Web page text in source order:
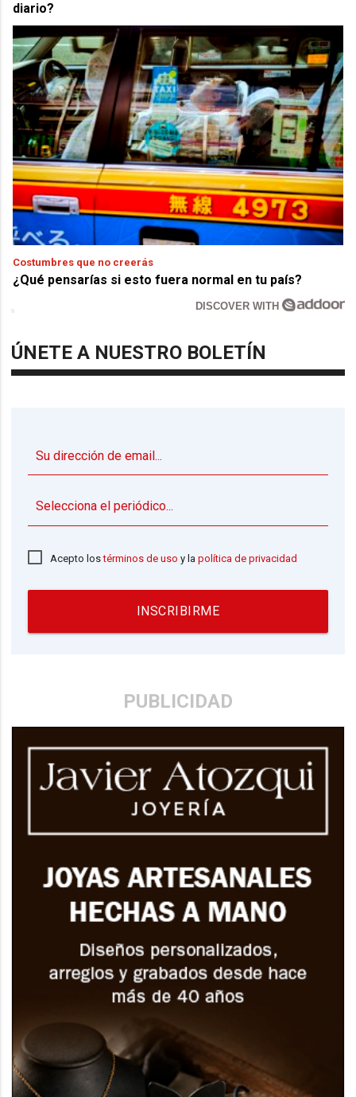
diario?
Costumbres que no creerás
¿Qué pensarías si esto fuera normal en tu país?
DISCOVER WITH
ÚNETE A NUESTRO BOLETÍN
Acepto lostérminos de uso y lapolítica de privacidad
INSCRIBIRME
PUBLICIDAD